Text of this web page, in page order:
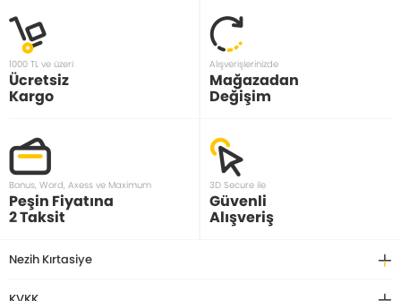
1000 TL ve üzeri
Ücretsiz
Kargo
Alışverişlerinizde
Mağazadan
Değişim
Bonus, Word, Axess ve Maximum
Peşin Fiyatına
2 Taksit
3D Secure ile
Güvenli
Alışveriş
Nezih Kırtasiye